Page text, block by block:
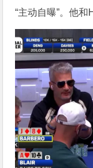
“主动自曝”。他和